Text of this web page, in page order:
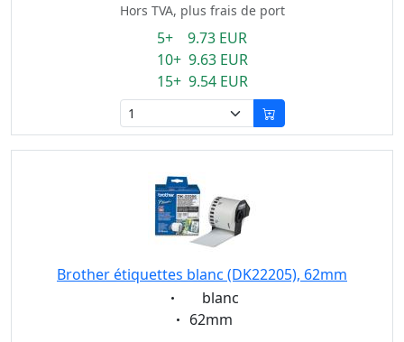
Hors TVA, plus frais de port
5+ 9.73 EUR
10+ 9.63 EUR
15+ 9.54 EUR
Brother étiquettes blanc (DK22205), 62mm
Eigenschaft:
blanc
Eigenschaft:
62mm